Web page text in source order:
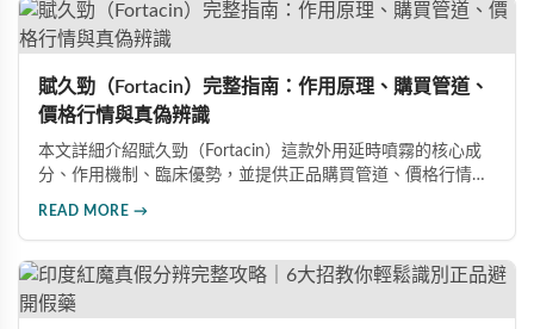
賦久勁（Fortacin）完整指南：作用原理、購買管道、
價格行情與真偽辨識
本文詳細介紹賦久勁（Fortacin）這款外用延時噴霧的核心成
分、作用機制、臨床優勢，並提供正品購買管道、價格行情比
READ MORE →